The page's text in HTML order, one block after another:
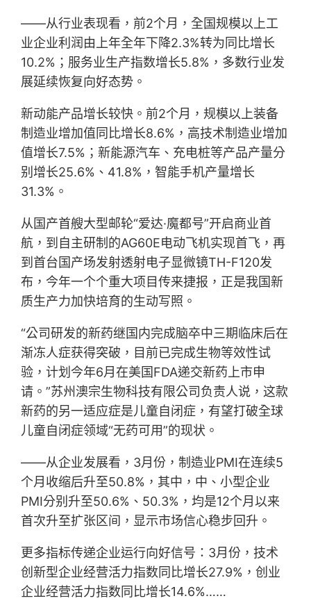
——从行业表现看，前2个月，全国规模以上工
业企业利润由上年全年下降2.3%转为同比增长
10.2%；服务业生产指数增长5.8%，多数行业发
展延续恢复向好态势。
新动能产品增长较快。前2个月，规模以上装备
制造业增加值同比增长8.6%，高技术制造业增加
值增长7.5%；新能源汽车、充电桩等产品产量分
别增长25.6%、41.8%，智能手机产量增长
31.3%。
从国产首艘大型邮轮“爱达·魔都号”开启商业首
航，到自主研制的AG60E电动飞机实现首飞，再
到首台国产场发射透射电子显微镜TH-F120发
布，今年一个个重大项目传来捷报，正是我国新
质生产力加快培育的生动写照。
“公司研发的新药继国内完成脑卒中三期临床后在
渐冻人症获得突破，目前已完成生物等效性试
验，计划今年6月在美国FDA递交新药上市申
请。”苏州澳宗生物科技有限公司负责人说，这款
新药的另一适应症是儿童自闭症，有望打破全球
儿童自闭症领域“无药可用”的现状。
——从企业发展看，3月份，制造业PMI在连续5
个月收缩后升至50.8%，其中，中、小型企业
PMI分别升至50.6%、50.3%，均是12个月以来
首次升至扩张区间，显示市场信心稳步回升。
更多指标传递企业运行向好信号：3月份，技术
创新型企业经营活力指数同比增长27.9%，创业
企业经营活力指数同比增长14.6%……